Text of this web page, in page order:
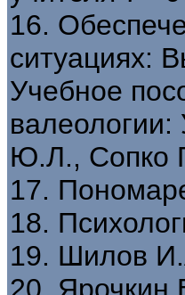
16.
ситуациях:
Учебное
Ю.Л., Сопко
17.
18.
19. Шилов
20. Ярочкин